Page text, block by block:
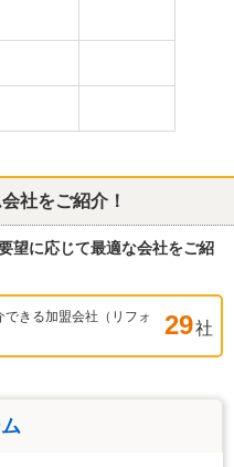
社をご紹介！
望に応じて最適な会社をご紹
きる加盟会社（リフォ
29社